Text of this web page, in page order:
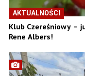
AKTUALNOŚCI
Klub Czereśniowy –
Rene Albers!